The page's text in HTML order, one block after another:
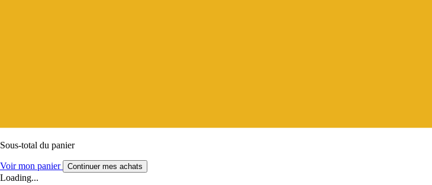
Sous-total du panier
Voir mon panier Continuer mes achats
Loading...